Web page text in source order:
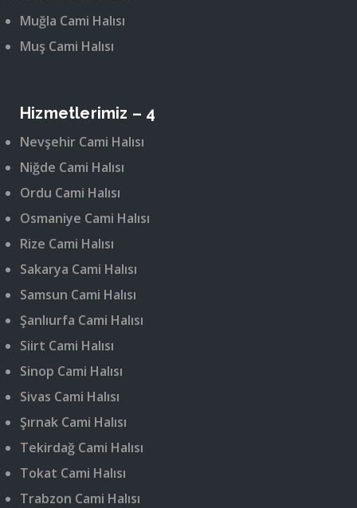
Muğla Cami Halısı
Muş Cami Halısı
Hizmetlerimiz – 4
Nevşehir Cami Halısı
Niğde Cami Halısı
Ordu Cami Halısı
Osmaniye Cami Halısı
Rize Cami Halısı
Sakarya Cami Halısı
Samsun Cami Halısı
Şanlıurfa Cami Halısı
Siirt Cami Halısı
Sinop Cami Halısı
Sivas Cami Halısı
Şırnak Cami Halısı
Tekirdağ Cami Halısı
Tokat Cami Halısı
Trabzon Cami Halısı